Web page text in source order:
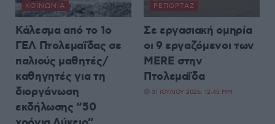
ΚΟΙΝΩΝΊΑ
Κάλεσμα από το 1ο
ΓΕΛ Πτολεμαΐδας σε
παλιούς μαθητές/
καθηγητές για τη
διοργάνωση
εκδήλωσης “50
ΡΕΠΟΡΤΆΖ
Σε εργασιακή ομηρία
οι 9 εργαζόμενοι των
MERE στην
Πτολεμαΐδα
31 ΙΟΥΛΊΟΥ 2026, 12:45 ΜΜ